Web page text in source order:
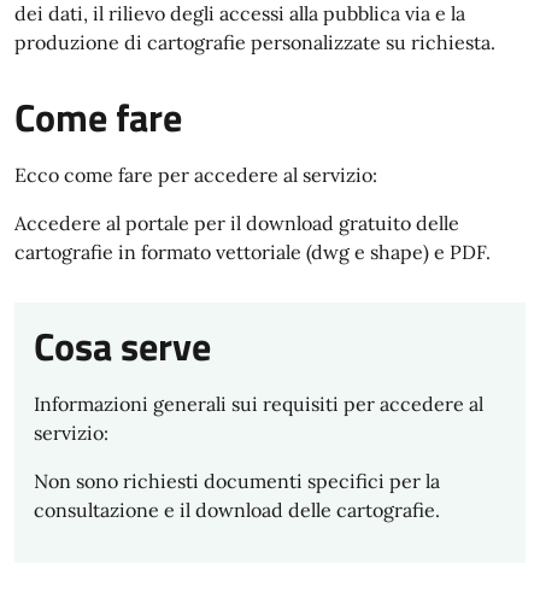
dei dati, il rilievo degli accessi alla pubblica via e la
produzione di cartografie personalizzate su richiesta.
Come fare
Ecco come fare per accedere al servizio:
Accedere al portale per il download gratuito delle
cartografie in formato vettoriale (dwg e shape) e PDF.
Cosa serve
Informazioni generali sui requisiti per accedere al
servizio:
Non sono richiesti documenti specifici per la
consultazione e il download delle cartografie.